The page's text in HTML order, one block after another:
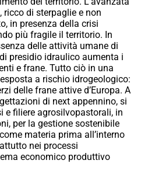
di sterpaglie e non
in presenza della crisi
più fragile il territorio. In
delle attività umane di
presidio idraulico aumenta i
e frane. Tutto ciò in una
a rischio idrogeologico:
delle frane attive d’Europa. A
di next appennino, si
e filiere agrosilvopastorali, in
per la gestione sostenibile
materia prima all’interno
nei processi
economico produttivo